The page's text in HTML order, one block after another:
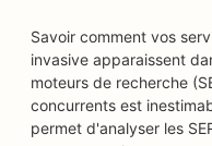
Savoir comment vos
invasive apparaissent
moteurs de recherche
concurrents est
permet d'analyser les